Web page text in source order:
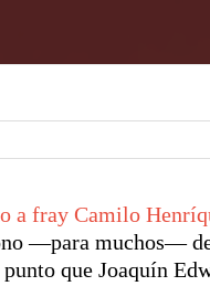
a fray Camilo
—para muchos—
que Joaquín